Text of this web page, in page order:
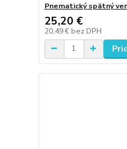
Pnematický spätný
25,20 €
20,49 € bez DPH